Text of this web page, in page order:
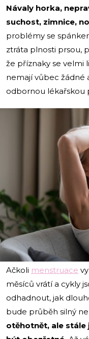
Návaly horka,
suchost, zimnice,
problémy se
ztráta plnosti prsou,
že příznaky se velmi
nemají vůbec žádné
odbornou lékařskou
Ačkoli menstruace
měsíců vrátí a cykly
odhadnout, jak
bude průběh silný
otěhotnět, ale